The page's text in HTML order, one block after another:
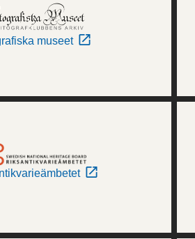
museet